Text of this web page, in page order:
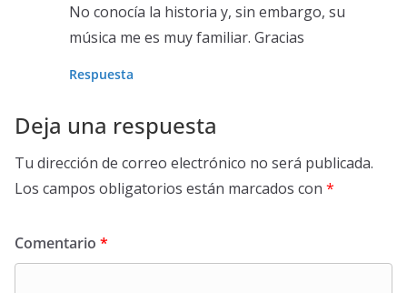
No conocía la historia y, sin embargo, su
música me es muy familiar. Gracias
Respuesta
Deja una respuesta
Tu dirección de correo electrónico no será publicada.
Los campos obligatorios están marcados con *
Comentario *